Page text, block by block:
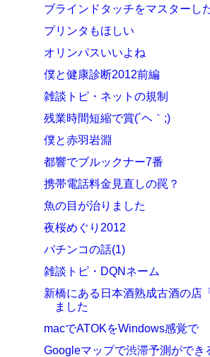
ブラインドタッチをマスターし
プリンタもほしい
オリンパスいいよね
僕と健康診断2012前編
雑談トピ・ネットの規制
残業時間短縮で賞(´ヘ｀;)
僕と赤羽岩淵
都響でブルックナー7番
携帯電話料金見直しの罠？
魚の目が治りました
夜桜めぐり2012
パチンコの話(1)
雑談トピ・DQNネーム
新橋にある日本酒熟成古酒の店
ました
macでATOKをWindows感覚で
Googleマップで渋滞予測ができ